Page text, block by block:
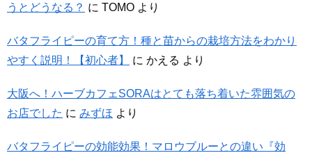
うとどうなる？ に TOMO より
バタフライピーの育て方！種と苗からの栽培方法をわかり
やすく説明！【初心者】
に かえる より
大阪へ！ハーブカフェSORAはとても落ち着いた雰囲気の
お店でした に みずほ より
バタフライピーの効能効果！マロウブルーとの違い『効